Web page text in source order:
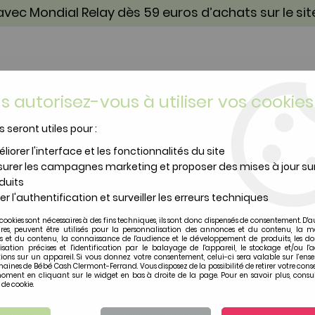
Mondial Relay dès 59 euros d’achats sur le
TOILETTE & SOIN PUÉRICULTURE
Ultramarine Blazer Stripe
Barboteuse
Soyez le premier à donner
autorisez-vous à utiliser vos
seront utiles pour :
l'interface et les fonctionnalités du site
les campagnes marketing et proposer des mises à jour
l'authentification et surveiller les erreurs techniques
sont nécessaires à des fins techniques, ils sont donc dispensés de consentement.
peuvent être utilisés pour la personnalisation des annonces et du contenu, la
et du contenu, la connaissance de l'audience et le développement de produits, les
précises et l'identification par le balayage de l'appareil, le stockage et/ou
sur un appareil. Si vous donnez votre consentement, celui-ci sera valable sur
de Bébé Cash Clermont-Ferrand. Vous disposez de la possibilité de retirer votre
en cliquant sur le widget en bas à droite de la page. Pour en savoir plus,
cookie.